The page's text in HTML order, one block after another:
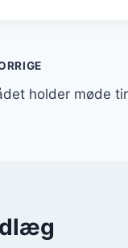
holder møde